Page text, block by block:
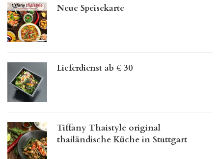
Neue Speisekarte
Lieferdienst ab € 30
Tiffany Thaistyle original
thailändische Küche in Stuttgart